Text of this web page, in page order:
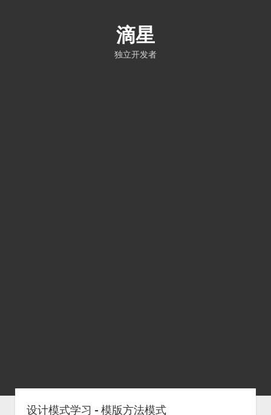
滴星
独立开发者
设计模式学习 - 模版方法模式